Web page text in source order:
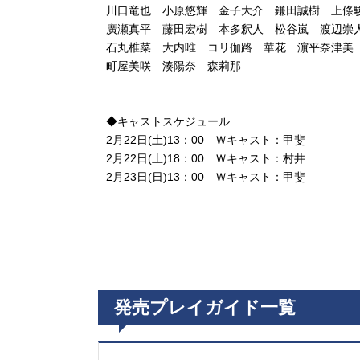
川口竜也 小原悠輝 金子大介 鎌田誠樹 上條
廣瀬真平 藤田宏樹 本多釈人 松谷嵐 渡辺崇
石丸椎菜 大内唯 コリ伽路 華花 濵平奈津美
町屋美咲 湊陽奈 森莉那
◆キャストスケジュール
2月22日(土)13：00 Ｗキャスト：甲斐
2月22日(土)18：00 Ｗキャスト：村井
2月23日(日)13：00 Ｗキャスト：甲斐
発売プレイガイド一覧